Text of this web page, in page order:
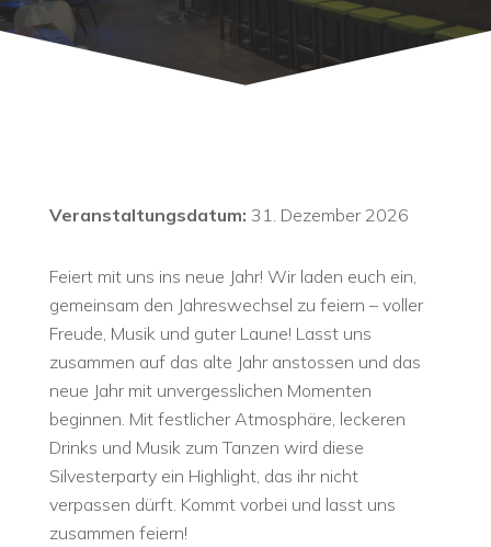
Veranstaltungsdatum: 31. Dezember 2026
Feiert mit uns ins neue Jahr! Wir laden euch ein,
gemeinsam den Jahreswechsel zu feiern – voller
Freude, Musik und guter Laune! Lasst uns
zusammen auf das alte Jahr anstossen und das
neue Jahr mit unvergesslichen Momenten
beginnen. Mit festlicher Atmosphäre, leckeren
Drinks und Musik zum Tanzen wird diese
Silvesterparty ein Highlight, das ihr nicht
verpassen dürft. Kommt vorbei und lasst uns
zusammen feiern!